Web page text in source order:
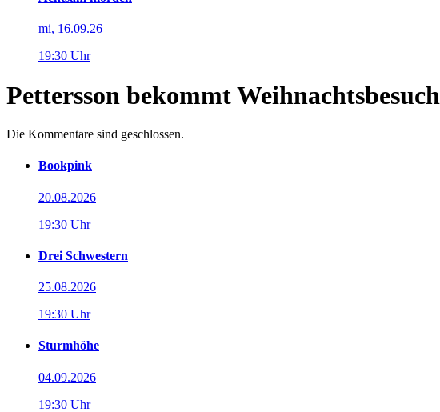
mi, 16.09.26
19:30 Uhr
Pettersson bekommt Weihnachtsbesuch
Die Kommentare sind geschlossen.
Bookpink
20.08.2026
19:30 Uhr
Drei Schwestern
25.08.2026
19:30 Uhr
Sturmhöhe
04.09.2026
19:30 Uhr